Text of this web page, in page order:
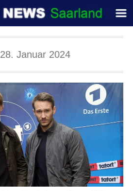
28. Januar 2024